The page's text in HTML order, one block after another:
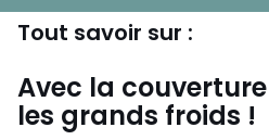
Tout savoir sur :
Avec la
les grands froids !